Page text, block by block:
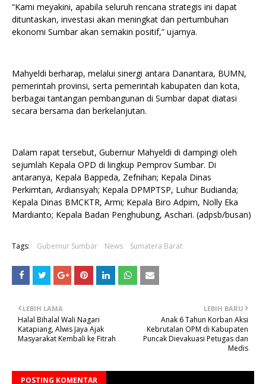
“Kami meyakini, apabila seluruh rencana strategis ini dapat
dituntaskan, investasi akan meningkat dan pertumbuhan
ekonomi Sumbar akan semakin positif,” ujarnya.
Mahyeldi berharap, melalui sinergi antara Danantara, BUMN,
pemerintah provinsi, serta pemerintah kabupaten dan kota,
berbagai tantangan pembangunan di Sumbar dapat diatasi
secara bersama dan berkelanjutan.
Dalam rapat tersebut, Gubernur Mahyeldi di dampingi oleh
sejumlah Kepala OPD di lingkup Pemprov Sumbar. Di
antaranya, Kepala Bappeda, Zefnihan; Kepala Dinas
Perkimtan, Ardiansyah; Kepala DPMPTSP, Luhur Budianda;
Kepala Dinas BMCKTR, Armi; Kepala Biro Adpim, Nolly Eka
Mardianto; Kepala Badan Penghubung, Aschari. (adpsb/busan)
Tags: Gubernur Sumbar News Sumatera Barat
LEBIH BARU
Anak 6 Tahun Korban Aksi
Kebrutalan OPM di Kabupaten
Puncak Dievakuasi Petugas dan
Medis
LEBIH LAMA
Halal Bihalal Wali Nagari
Katapiang, Alwis Jaya Ajak
Masyarakat Kembali ke Fitrah
POSTING KOMENTAR